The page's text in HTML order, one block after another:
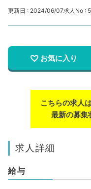
更新日 : 2024/06/07求人No :
お気に入り
こちらの求人
最新の募集
求人詳細
給与